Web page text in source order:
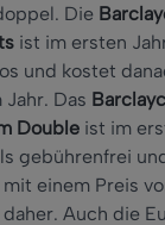
Die Barcl
ist im ersten
und kostet
Jahr. Das
Double ist im
gebührenfrei
mit einem Preis
daher. Auch die